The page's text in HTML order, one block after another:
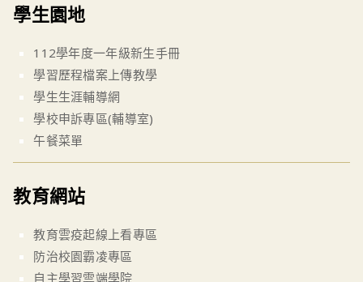
學生園地
112學年度一年級新生手冊
學習歷程檔案上傳教學
學生生涯輔導網
學校申訴專區(輔導室)
午餐菜單
教育網站
教育雲疫起線上看專區
防治校園霸凌專區
自主學習雲端學院